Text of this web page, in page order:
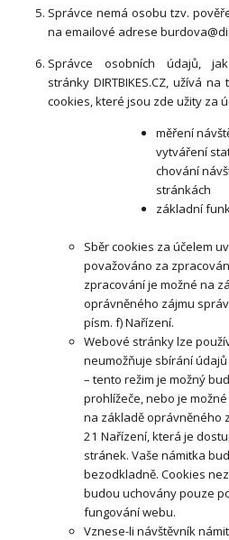
Správce nemá osobu tzv.
na emailové adrese
Správce osobních údajů,
stránky DIRTBIKES.CZ, užívá
cookies, které jsou zde užity za
měření
vytváření
chování
stránkách
základní
Sběr cookies za účelem
považováno za
zpracování je možné na
oprávněného zájmu
písm. f) Nařízení.
Webové stránky lze
neumožňuje sbírání
– tento režim je možný
prohlížeče,nebo je
na základě oprávněného
21 Nařízení, která je
stránek. Vaše námitka
bezodkladně. Cookies
budou uchovány pouze
fungování webu.
Vznese-li návštěvník